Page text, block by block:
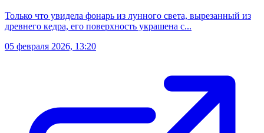
Только что увидела фонарь из лунного света, вырезанный из
древнего кедра, его поверхность украшена с...
05 февраля 2026, 13:20